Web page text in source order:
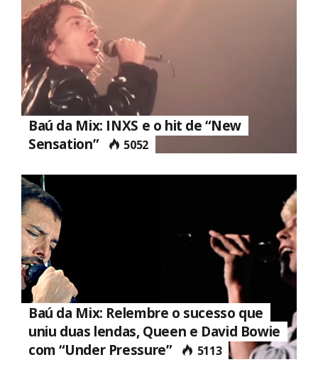
Baú da Mix: INXS e o hit de “New
Sensation”
5052
Baú da Mix: Relembre o sucesso que
uniu duas lendas, Queen e David Bowie
com “Under Pressure”
5113